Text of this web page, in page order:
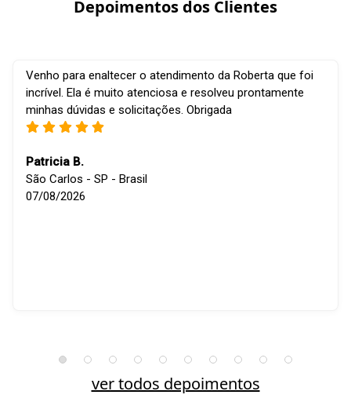
Depoimentos dos Clientes
Venho para enaltecer o atendimento da Roberta que foi
incrível. Ela é muito atenciosa e resolveu prontamente
minhas dúvidas e solicitações. Obrigada
Patricia B.
São Carlos - SP - Brasil
07/08/2026
ver todos depoimentos